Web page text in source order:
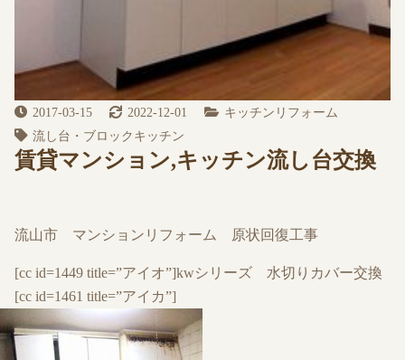
2017-03-15 2022-12-01
キッチンリフォーム
流し台・ブロックキッチン
賃貸マンション,キッチン流し台交換
流山市 マンションリフォーム 原状回復工事
[cc id=1449 title=”アイオ”]kwシリーズ 水切りカバー交換
[cc id=1461 title=”アイカ”]